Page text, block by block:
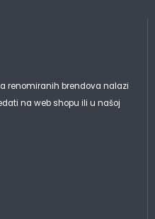
renomiranih brendova nalazi
na web shopu ili u našoj